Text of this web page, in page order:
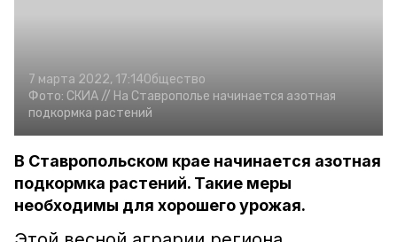
7 марта 2022, 17:14Общество
Фото: СКИА // На Ставрополье начинается азотная
подкормка растений
В Ставропольском крае начинается азотная
подкормка растений. Такие меры
необходимы для хорошего урожая.